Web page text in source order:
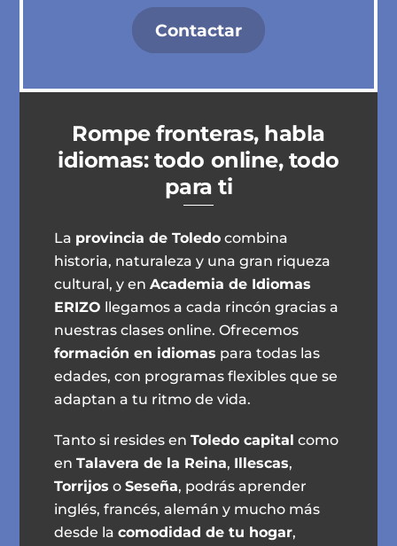
Contactar
Rompe fronteras, habla
idiomas: todo online, todo
para ti
La provincia de Toledo combina
historia, naturaleza y una gran riqueza
cultural, y enAcademia de Idiomas
ERIZO llegamos a cada rincón gracias a
nuestras clases online. Ofrecemos
formación en idiomas para todas las
edades, con programas flexibles que se
adaptan a tu ritmo de vida.
Tanto si resides enToledo capital como
enTalavera de la Reina, Illescas,
Torrijos oSeseña, podrás aprender
inglés, francés, alemán y mucho más
desde lacomodidad de tu hogar,